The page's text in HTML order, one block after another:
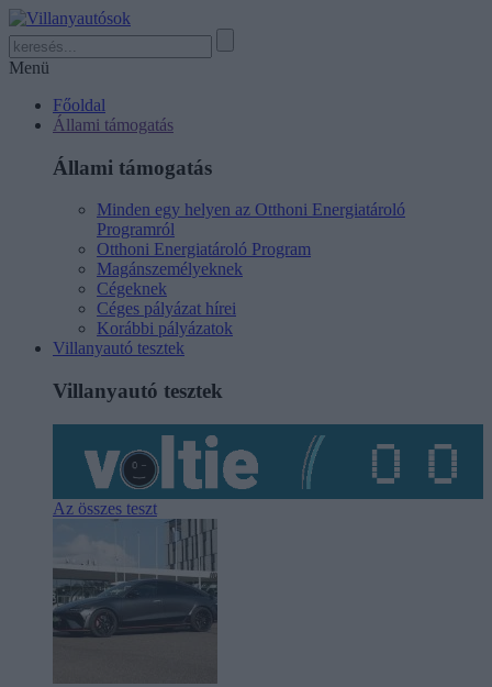
Menü
Főoldal
Állami támogatás
Állami támogatás
Minden egy helyen az Otthoni Energiatároló
Programról
Otthoni Energiatároló Program
Magánszemélyeknek
Cégeknek
Céges pályázat hírei
Korábbi pályázatok
Villanyautó tesztek
Villanyautó tesztek
Az összes teszt